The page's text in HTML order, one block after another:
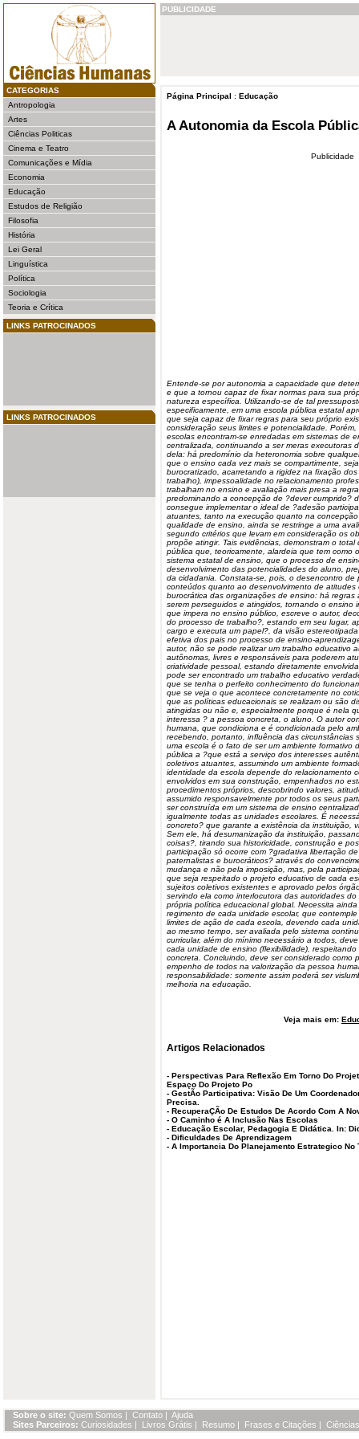
CATEGORIAS
Antropologia
Artes
Ciências Politicas
Cinema e Teatro
Comunicações e Mídia
Economia
Educação
Estudos de Religião
Filosofia
História
Lei Geral
Linguística
Política
Sociologia
Teoria e Crítica
LINKS PATROCINADOS
LINKS PATROCINADOS
PUBLICIDADE
Página Principal : Educação
A Autonomia da Escola
Publicidade
Entende-se porautonomia a capacidade que
e que a tornou capaz de fixar normas para sua
natureza específica. Utilizando-se de tal
especificamente, em uma escola pública estatal
que seja capaz de fixar regras para seu próprio
consideração seus limites e potencialidade.
escolas encontram-se enredadas em sistemas de
centralizada, continuando a ser meras executoras
dela: há predomínio da heteronomia sobre
que o ensino cada vez mais se compartimente,
burocratizado, acarretando a rigidez na fixação
trabalho), impessoalidade no relacionamento
trabalham no ensino e avaliação mais presa a
predominando a concepção de ?dever cumprido?
consegue implementar o ideal de ?adesão
atuantes, tanto na execução quanto na
qualidade de ensino, ainda se restringe a uma
segundo critérios que levam em consideração os
propõe atingir. Tais evidências, demonstram o
pública que, teoricamente, alardeia que tem como
sistema estatal de ensino, que o processo de
desenvolvimento das potencialidades do aluno,
da cidadania. Constata-se, pois, o desencontro
conteúdos quanto ao desenvolvimento de
burocrática das organizações de ensino: há
serem perseguidos e atingidos, tornando o ensino
que impera no ensino público, escreve o autor,
do processo de trabalho?, estando em seu lugar,
cargo e executa um papel?, da visão
efetiva dos pais no processo de ensino-
autor, não se pode realizar um trabalho educativo
autônomas, livres e responsáveis para poderem
criatividade pessoal, estando diretamente
pode ser encontrado um trabalho educativo
que se tenha o perfeito conhecimento do
que se veja o que acontece concretamente no
que as políticas educacionais se realizam ou são
atingidas ou não e, especialmente porque é nela
interessa ? a pessoa concreta, o aluno. O autor
humana, que condiciona e é condicionada pelo
recebendo, portanto, influência das circunstâncias
uma escola é o fato de ser um ambiente formativo
pública a ?que está a serviço dos interesses
coletivos atuantes, assumindo um ambiente
identidade da escola depende do relacionamento
envolvidos em sua construção, empenhados no
procedimentos próprios, descobrindo valores,
assumido responsavelmente por todos os seus
ser construída em um sistema de ensino
igualmente todas as unidades escolares. É
concreto? que garante a existência da instituição,
Sem ele, há desumanização da instituição,
coisas?, tirando sua historicidade, construção e
participação só ocorre com ?gradativa libertação
paternalistas e burocráticos? através do
mudança e não pela imposição, mas, pela
que seja respeitado o projeto educativo de cada
sujeitos coletivos existentes e aprovado pelos
servindo ela como interlocutora das autoridades
própria política educacional global. Necessita
regimento de cada unidade escolar, que
limites de ação de cada escola, devendo cada
ao mesmo tempo, ser avaliada pelo sistema
curricular, além do mínimo necessário a todos,
cada unidade de ensino (flexibilidade),
concreta. Concluindo, deve ser considerado como
empenho de todos na valorização da pessoa
responsabilidade: somente assim poderá ser
melhoria na educação.
Veja mais em:
Artigos Relacionados
- Perspectivas Para Reflexão Em Torno Do
Espaço Do Projeto Po
- GestÃo Participativa: Visão De Um
Precisa.
- RecuperaÇÃo De Estudos De Acordo Com A
- O Caminho é A Inclusão Nas Escolas
- Educação Escolar, Pedagogia E Didática. In:
- Dificuldades De Aprendizagem
- A Importancia Do Planejamento Estrategico No
Sobre o site: Quem Somos | Contato | Ajuda
Sites Parceiros: Curiosidades | Livros Grátis | Resumo | Frases e Citações |